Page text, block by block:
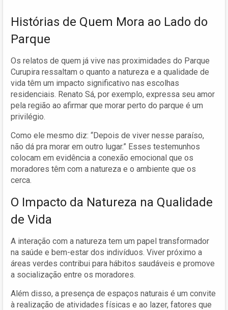
Histórias de Quem Mora ao Lado do
Parque
Os relatos de quem já vive nas proximidades do Parque
Curupira ressaltam o quanto a natureza e a qualidade de
vida têm um impacto significativo nas escolhas
residenciais. Renato Sá, por exemplo, expressa seu amor
pela região ao afirmar que morar perto do parque é um
privilégio.
Como ele mesmo diz: “Depois de viver nesse paraíso,
não dá pra morar em outro lugar.” Esses testemunhos
colocam em evidência a conexão emocional que os
moradores têm com a natureza e o ambiente que os
cerca.
O Impacto da Natureza na Qualidade
de Vida
A interação com a natureza tem um papel transformador
na saúde e bem-estar dos indivíduos. Viver próximo a
áreas verdes contribui para hábitos saudáveis e promove
a socialização entre os moradores.
Além disso, a presença de espaços naturais é um convite
à realização de atividades físicas e ao lazer, fatores que